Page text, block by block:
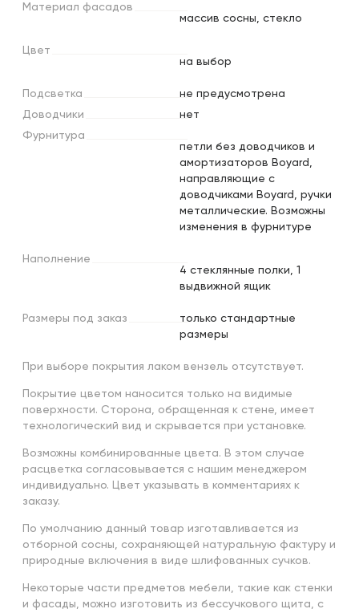
Материал фасадов
массив сосны, стекло
Цвет
на выбор
Подсветка
не предусмотрена
Доводчики
нет
Фурнитура
петли без доводчиков и
амортизаторов Boyard,
направляющие с
доводчиками Boyard, ручки
металлические. Возможны
изменения в фурнитуре
Наполнение
4 стеклянные полки, 1
выдвижной ящик
Размеры под заказ
только стандартные
размеры
При выборе покрытия лаком вензель отсутствует.
Покрытие цветом наносится только на видимые
поверхности. Сторона, обращенная к стене, имеет
технологический вид и скрывается при установке.
Возможны комбинированные цвета. В этом случае
расцветка согласовывается с нашим менеджером
индивидуально. Цвет указывать в комментариях к
заказу.
По умолчанию данный товар изготавливается из
отборной сосны, сохраняющей натуральную фактуру и
природные включения в виде шлифованных сучков.
Некоторые части предметов мебели, такие как стенки
и фасады, можно изготовить из бессучкового щита, с